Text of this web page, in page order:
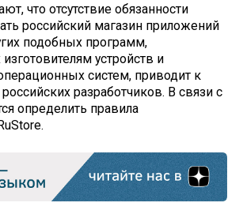
что отсутствие обязанности
российский магазин приложений
подобных программ,
устройств и
систем, приводит к
разработчиков. В связи с
определить правила